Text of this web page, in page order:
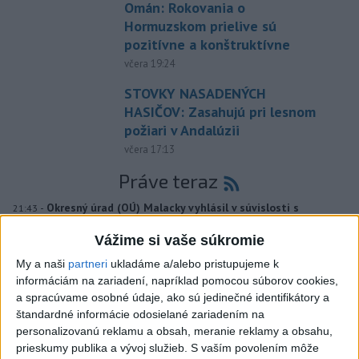
Vážime si vaše súkromie
My a naši partneri ukladáme a/alebo pristupujeme k
informáciám na zariadení, napríklad pomocou súborov cookies,
a spracúvame osobné údaje, ako sú jedinečné identifikátory a
štandardné informácie odosielané zariadením na
personalizovanú reklamu a obsah, meranie reklamy a obsahu,
prieskumy publika a vývoj služieb. S vaším povolením môže
Omán: Rokovania o
Hormuzskom prielive sú
pozitívne a konštruktívne
včera 19:24
STOVKY NASADENÝCH
HASIČOV: Zasahujú pri lesnom
požiari v Andalúzii
včera 17:13
Práve teraz
21:43 - Okresný úrad (OÚ) Malacky vyhlásil v súvislosti s
mimoriadnu situáciu. Jej vyhlásenie umožní v dotknutej lokalite
efektívnejšiu koordináciu nasadených síl a prostriedkov.
Viac
Videá a prenosy TASR TV
Deväť Slovákov zabojuje na ME v Paríži